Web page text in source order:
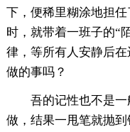
下，便稀里糊涂地担
时，就带着一班子的“
律，等所有人安静后
做的事吗？
吾的记性也不是
做，结果一甩笔就抛